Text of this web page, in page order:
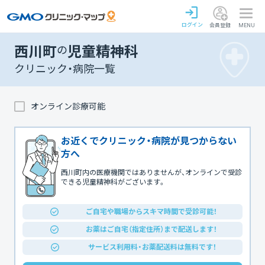
ログイン 会員登録 MENU
西川町の児童精神科
クリニック・病院一覧
オンライン診療可能
お近くでクリニック・病院が見つからない
方へ
西川町内の医療機関ではありませんが、オンラインで受診
できる児童精神科がございます。
ご自宅や職場からスキマ時間で受診可能！
お薬はご自宅（指定住所）まで配送します！
サービス利用料・お薬配送料は無料です！